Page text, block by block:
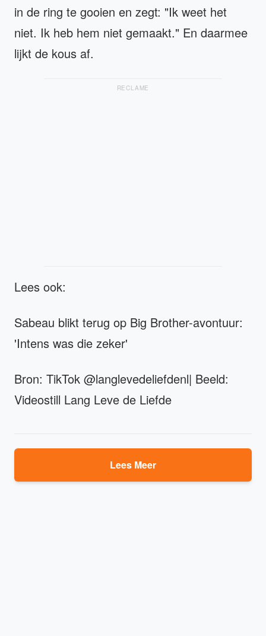
in de ring te gooien en zegt: "Ik weet het
niet. Ik heb hem niet gemaakt." En daarmee
lijkt de kous af.
RECLAME
Lees ook:
Sabeau blikt terug op Big Brother-avontuur:
'Intens was die zeker'
Bron: TikTok @langlevedeliefdenl| Beeld:
Videostill Lang Leve de Liefde
Lees Meer